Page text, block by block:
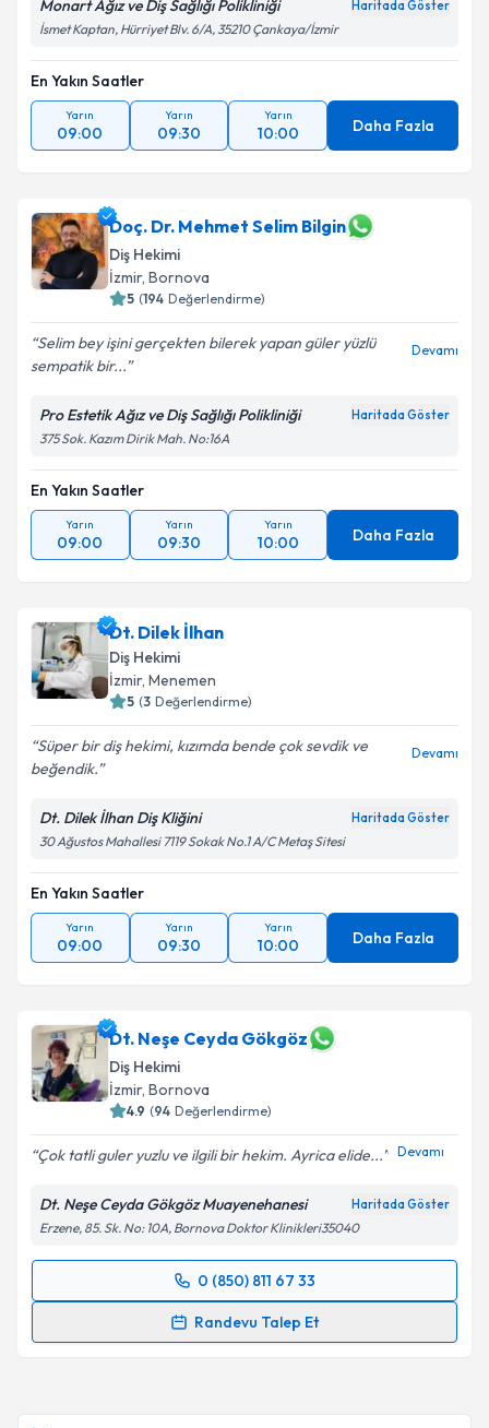
Monart Ağız ve Diş Sağlığı Polikliniği Haritada Göster
İsmet Kaptan, Hürriyet Blv. 6/A, 35210 Çankaya/İzmir
En Yakın Saatler
Yarın
09:00
Yarın
09:30
Yarın
10:00 Daha Fazla
Doç. Dr. Mehmet Selim Bilgin
Diş Hekimi
İzmir, Bornova
5 (194 Değerlendirme)
Selim bey işini gerçekten bilerek yapan güler yüzlü
sempatik bir...
Devamı
Pro Estetik Ağız ve Diş Sağlığı Polikliniği Haritada Göster
375 Sok. Kazım Dirik Mah. No:16A
En Yakın Saatler
Yarın
09:00
Yarın
09:30
Yarın
10:00 Daha Fazla
Dt. Dilek İlhan
Diş Hekimi
İzmir, Menemen
5 (3 Değerlendirme)
Süper bir diş hekimi, kızımda bende çok sevdik ve
beğendik.
Devamı
Dt. Dilek İlhan Diş Kliğini Haritada Göster
30 Ağustos Mahallesi 7119 Sokak No.1 A/C Metaş Sitesi
En Yakın Saatler
Yarın
09:00
Yarın
09:30
Yarın
10:00 Daha Fazla
Dt. Neşe Ceyda Gökgöz
Diş Hekimi
İzmir, Bornova
4.9 (94 Değerlendirme)
Çok tatli guler yuzlu ve ilgili bir hekim. Ayrica elide... Devamı
Dt. Neşe Ceyda Gökgöz Muayenehanesi Haritada Göster
Erzene, 85. Sk. No: 10A, Bornova Doktor Klinikleri35040
0 (850) 811 67 33
Randevu Talep Et
Randevu Takvimi Talebi